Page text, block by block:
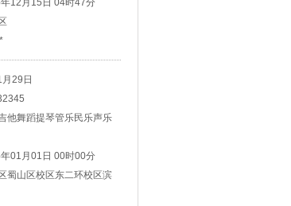
29日
他舞蹈提琴管乐民乐声乐
01月01日 00时00分
蜀山区校区东二环校区滨